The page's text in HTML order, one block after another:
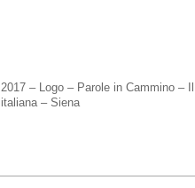
2017 – Logo – Parole in Cammino –
italiana – Siena